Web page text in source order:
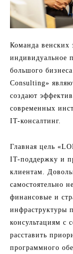
Команда венских
индивидуальное
большого
Consulting»
создают
современных
IT-консалтинг.
Главная цель
IT-поддержку и
клиентам.
самостоятельно
финансовые и
инфраструктуры
консультациям с
расставить
программного